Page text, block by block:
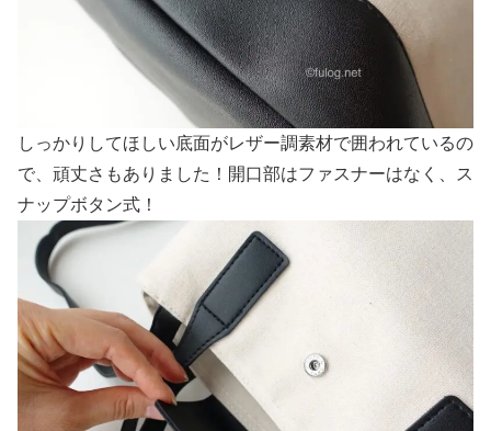
しっかりしてほしい底面がレザー調素材で囲われているの
で、頑丈さもありました！ 開口部はファスナーはなく、ス
ナップボタン式！